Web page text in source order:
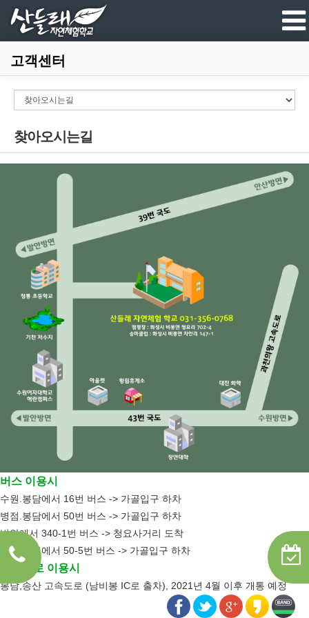
고객센터
찾아오시는길
버스 이용시
수원.봉담에서 16번 버스 -> 가골입구 하차
병점.봉담에서 50번 버스 -> 가골입구 하차
발안에서 340-1번 버스 -> 청요사거리 도착
수원.비봉에서 50-5번 버스 -> 가골입구 하차
고속도로 이용시
봉담,송산 고속도로 (남비봉 IC로 출차), 2021년 4월 이후 개통 예정